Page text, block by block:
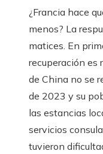
¿Francia hace
menos? La
matices. En
recuperación es
de China no se
de 2023 y su
las estancias
servicios
tuvieron